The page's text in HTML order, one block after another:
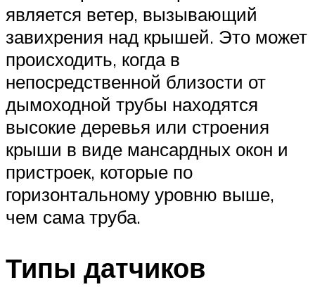
является ветер, вызывающий
завихрения над крышей. Это может
происходить, когда в
непосредственной близости от
дымоходной трубы находятся
высокие деревья или строения
крыши в виде мансардных окон и
пристроек, которые по
горизонтальному уровню выше,
чем сама труба.
Типы датчиков